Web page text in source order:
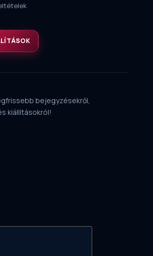
bejegyzésekről,
kiállításokról!